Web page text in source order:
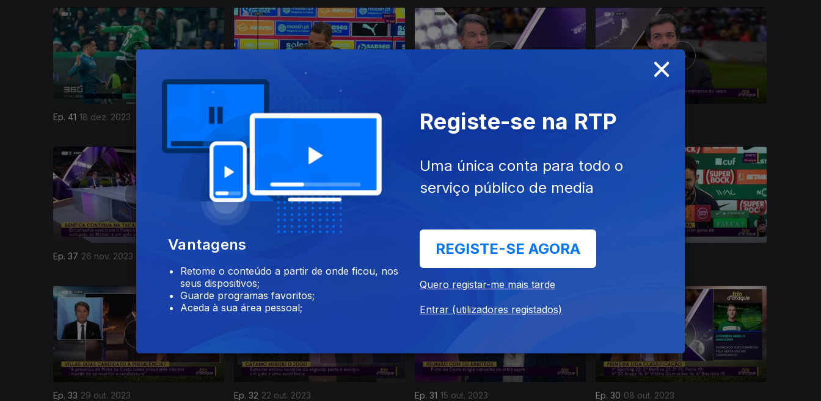
Ep. 41 18 dez. 2023 Ep. 40 17 dez. 2023 Ep. 39 10 dez. 2023 Ep. 38
Ep. 37 26 nov. 2023 Ep. 35 12 nov. 2023
Ep. 33 29 out. 2023 Ep. 32 22 out. 2023 Ep. 31 15 out. 2023 Ep. 30 08 out. 2023
720184
×
Vantagens
Retome o conteúdo a partir de onde ficou, nos
seus dispositivos;
Guarde programas favoritos;
Aceda à sua área pessoal;
Registe-se na RTP
Uma única conta para todo o
serviço público de media
REGISTE-SE AGORA
Quero registar-me mais tarde
Entrar (utilizadores registados)